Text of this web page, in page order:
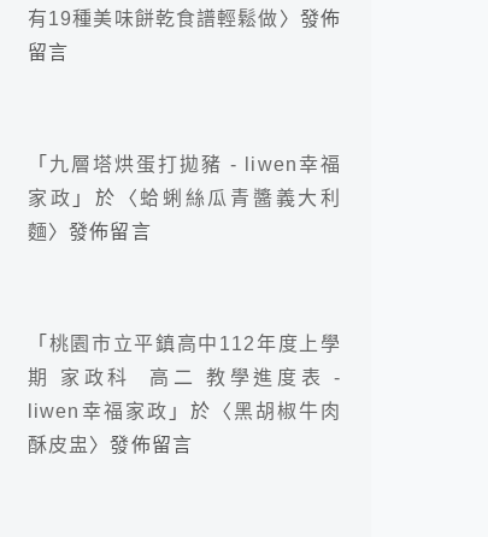
有19種美味餅乾食譜輕鬆做〉發佈
留言
「 九層塔烘蛋打拋豬 - liwen幸福
家政 」於〈 蛤蜊絲瓜青醬義大利
麵〉發佈留言
「 桃園市立平鎮高中112年度上學
期 家政科 高二 教學進度表 -
liwen幸福家政 」於〈 黑胡椒牛肉
酥皮盅 〉發佈留言